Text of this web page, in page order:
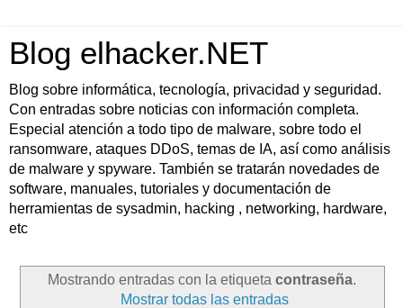
Blog elhacker.NET
Blog sobre informática, tecnología, privacidad y seguridad.
Con entradas sobre noticias con información completa.
Especial atención a todo tipo de malware, sobre todo el
ransomware, ataques DDoS, temas de IA, así como análisis
de malware y spyware. También se tratarán novedades de
software, manuales, tutoriales y documentación de
herramientas de sysadmin, hacking , networking, hardware,
etc
Mostrando entradas con la etiqueta contraseña.
Mostrar todas las entradas